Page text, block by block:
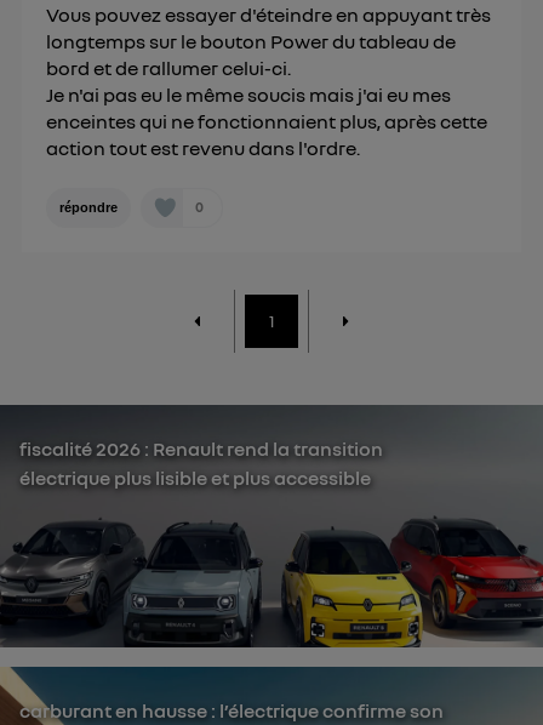
Vous pouvez essayer d'éteindre en appuyant très
longtemps sur le bouton Power du tableau de
bord et de rallumer celui-ci.
Je n'ai pas eu le même soucis mais j'ai eu mes
enceintes qui ne fonctionnaient plus, après cette
action tout est revenu dans l'ordre.
répondre 0
1
fiscalité 2026 : Renault rend la transition
électrique plus lisible et plus accessible
carburant en hausse : l’électrique confirme son